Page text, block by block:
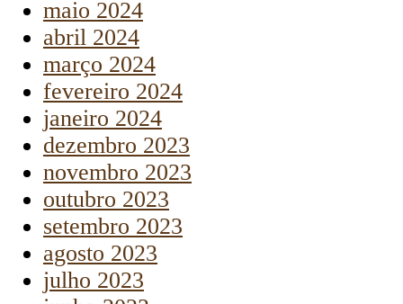
maio 2024
abril 2024
março 2024
fevereiro 2024
janeiro 2024
dezembro 2023
novembro 2023
outubro 2023
setembro 2023
agosto 2023
julho 2023